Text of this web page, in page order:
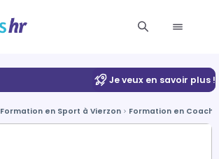
Je veux en savoir plus !
Formation en Sport à Vierzon Formation en